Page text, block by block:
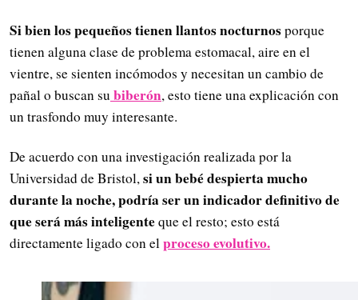
Si bien los pequeños tienen llantos nocturnosporque
tienen alguna clase de problema estomacal, aire en el
vientre, se sienten incómodos y necesitan un cambio de
pañal o buscan su biberón, esto tiene una explicación con
un trasfondo muy interesante.
De acuerdo con una investigación realizada por la
Universidad de Bristol,si un bebé despierta mucho
durante la noche, podría ser un indicador definitivo de
que será más inteligenteque el resto; esto está
directamente ligado con elproceso evolutivo.